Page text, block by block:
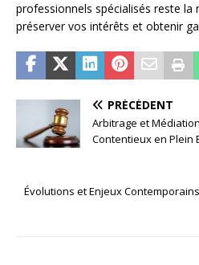
professionnels spécialisés reste la
préserver vos intérêts et obtenir
PRÉCÉDENT
Arbitrage et
Contentieux en Plein
Évolutions et Enjeux